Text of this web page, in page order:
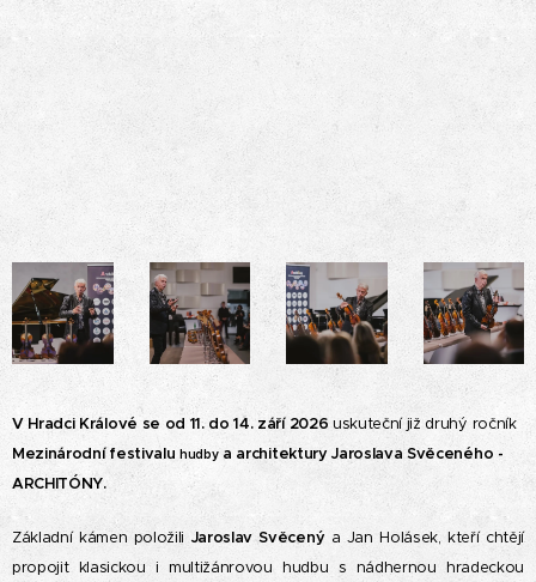
V Hradci Králové se od 11. do 14. září 2026 uskuteční již druhý ročník
Mezinárodnífestivalu hudbya architektury Jaroslava Svěceného -
ARCHITÓNY.
Základní kámen položili Jaroslav Svěcený a Jan Holásek, kteří chtějí
propojit klasickou i multižánrovou hudbu s nádhernou hradeckou